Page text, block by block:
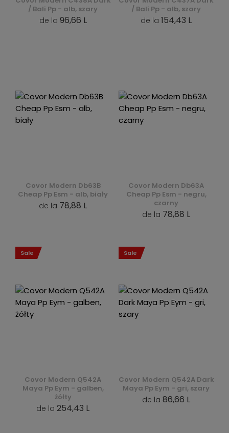
/ Bali Pp - alb, szary
de la 96,66 L
/ Bali Pp - alb, szary
de la 154,43 L
Covor Modern Db63B
Cheap Pp Esm - alb, biały
de la 78,88 L
Covor Modern Db63A
Cheap Pp Esm - negru,
czarny
de la 78,88 L
Covor Modern Q542A
Maya Pp Eym - galben,
żółty
de la 254,43 L
Sale
Covor Modern Q542A Dark
Maya Pp Eym - gri, szary
de la 86,66 L
Sale